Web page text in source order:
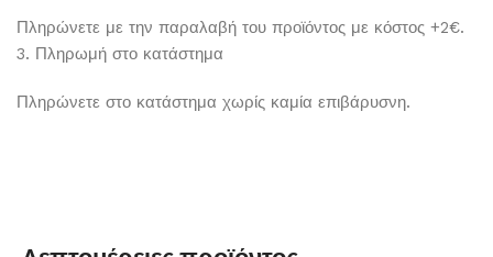
Πληρώνετε με την παραλαβή του προϊόντος με κόστος +2€.
3. Πληρωμή στο κατάστημα
Πληρώνετε στο κατάστημα χωρίς καμία επιβάρυσνη.